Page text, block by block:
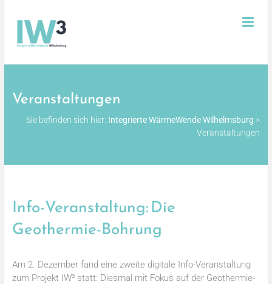
content
Integrierte
WärmeWende
Veranstaltungen
Sie befinden sich hier: Integrierte WärmeWende Wilhelmsburg >
Veranstaltungen
Info-Veranstaltung: Die
Geothermie-Bohrung
Am 2. Dezember fand eine zweite digitale Info-Veranstaltung
zum Projekt IW³ statt: Diesmal mit Fokus auf der Geothermie-